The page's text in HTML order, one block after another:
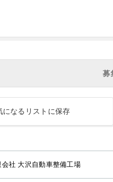
募
になるリストに保存
会社 大沢自動車整備工場